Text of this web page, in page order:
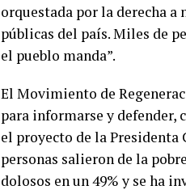
orquestada por la derecha
públicas del país. Miles de
el pueblo manda”.
El Movimiento de
para informarse y defender,
el proyecto de la Presidenta
personas salieron de la
dolosos en un 49% y se ha